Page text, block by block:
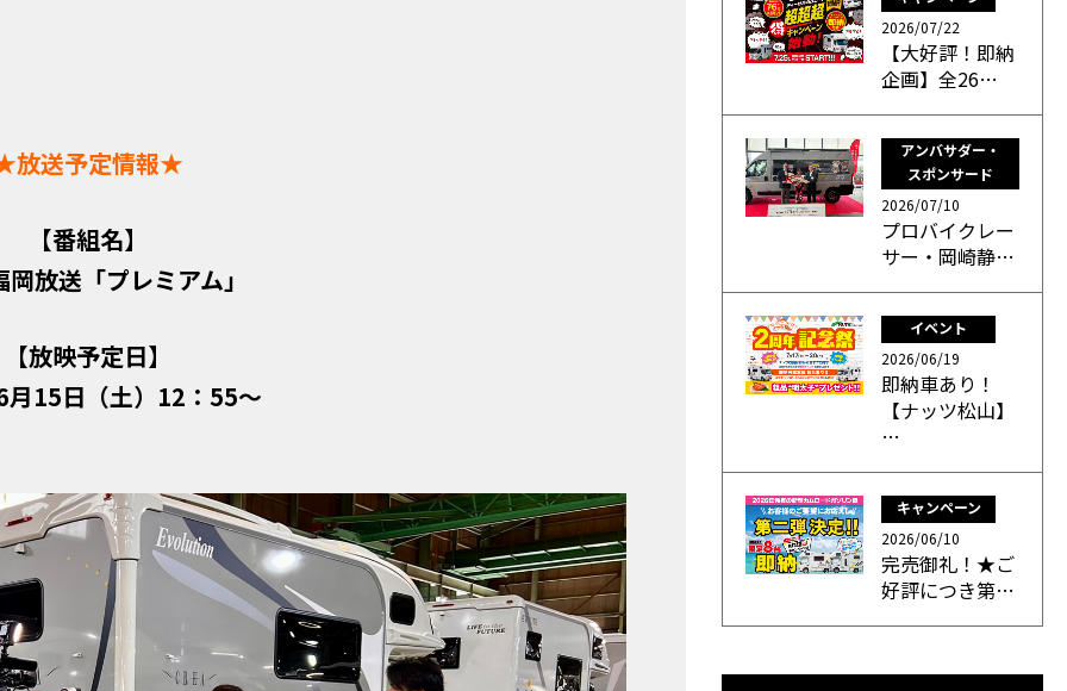
放送予定情報★
【番組名】
放送「プレミアム」
【放映予定日】
15日（土）12：55〜
2026/07/22
【大好評！即納
企画】全26…
アンバサダー・
スポンサード
2026/07/10
プロバイクレー
サー・岡崎静…
イベント
2026/06/19
即納車あり！
【ナッツ松山】
…
キャンペーン
2026/06/10
完売御礼！★ご
好評につき第…